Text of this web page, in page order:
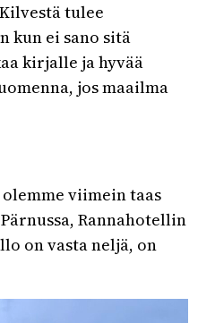
tulee
kun ei sano sitä
kirjalle ja hyvää
jos maailma
viimein taas
Rannahotellin
on vasta neljä, on